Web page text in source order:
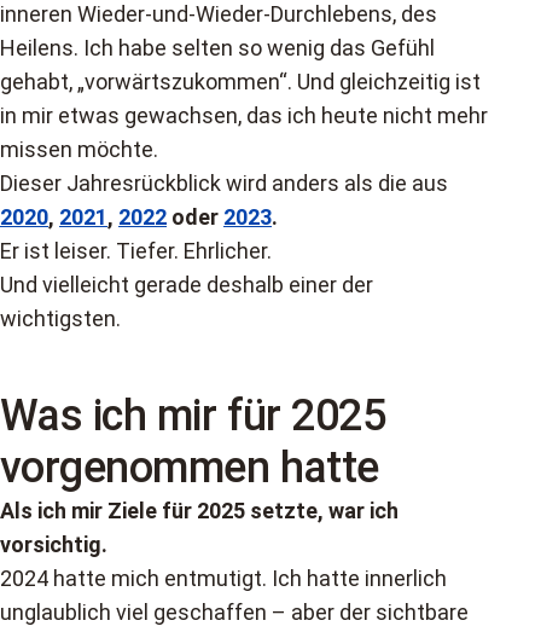
inneren Wieder-und-Wieder-Durchlebens, des
Heilens. Ich habe selten so wenig das Gefühl
gehabt, „vorwärtszukommen“. Und gleichzeitig ist
in mir etwas gewachsen, das ich heute nicht mehr
missen möchte.
Dieser Jahresrückblick wird anders als die aus
2020, 2021, 2022 oder 2023.
Er ist leiser. Tiefer. Ehrlicher.
Und vielleicht gerade deshalb einer der
wichtigsten.
Was ich mir für 2025
vorgenommen hatte
Als ich mir Ziele für 2025 setzte, war ich
vorsichtig.
2024 hatte mich entmutigt. Ich hatte innerlich
unglaublich viel geschaffen – aber der sichtbare